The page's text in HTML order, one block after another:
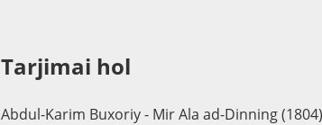
Tarjimai hol
Abdul-Karim Buxoriy - Mir Ala ad-Dinning